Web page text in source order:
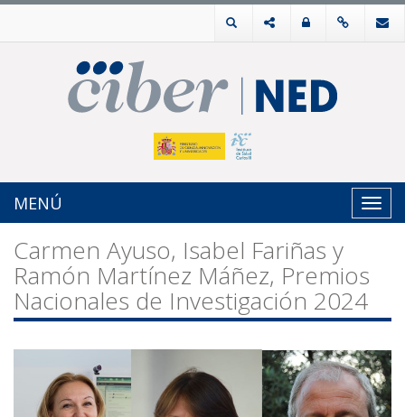
MENÚ
Carmen Ayuso, Isabel Fariñas y
Ramón Martínez Máñez, Premios
Nacionales de Investigación 2024